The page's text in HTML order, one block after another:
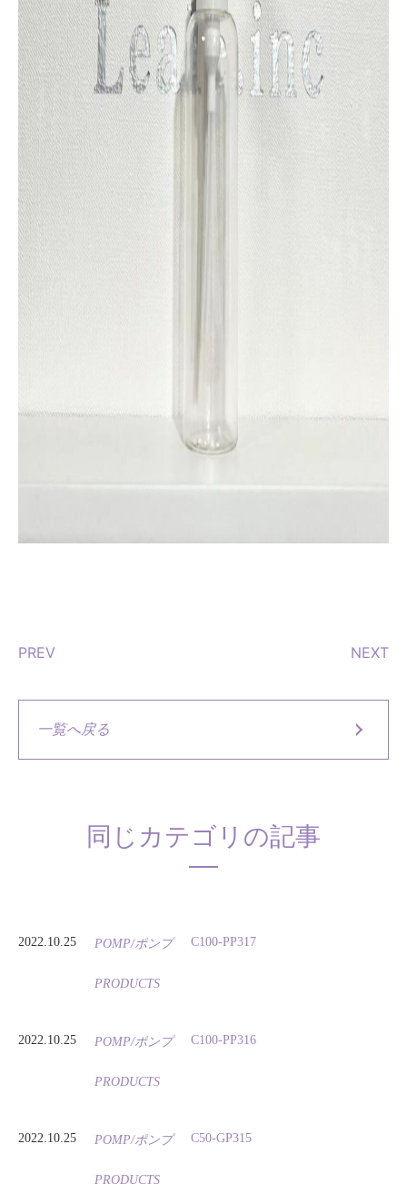
PREV NEXT
一覧へ戻る
同じカテゴリの記事
2022.10.25 POMP/ポンプ
PRODUCTS
C100-PP317
2022.10.25 POMP/ポンプ
PRODUCTS
C100-PP316
2022.10.25 POMP/ポンプ
PRODUCTS
C50-GP315